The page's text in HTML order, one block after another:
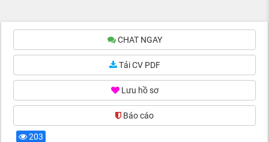
CHAT NGAY
Tải CV PDF
Lưu hồ sơ
Báo cáo
203